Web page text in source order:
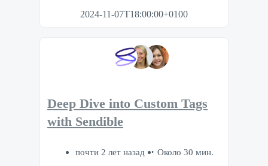
2024-11-07T18:00:00+0100
Deep Dive into Custom Tags
with Sendible
почти 2 лет назад
Около 30 мин.